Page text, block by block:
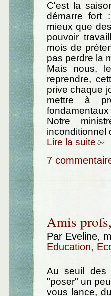
C'est la
démarre fort
mieux que
pouvoir
mois de
pas perdre la
Mais nous,
reprendre,
prive chaque
mettre à
fondamentaux
Notre
inconditionnel
Lire la suite
7
Amis
Par Eveline,
Education,
Au seuil des
"poser" un
vous lance,